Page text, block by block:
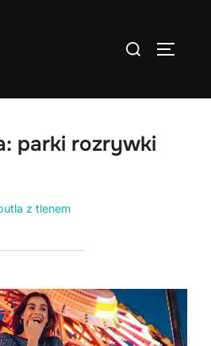
Search
parki rozrywki
z tlenem